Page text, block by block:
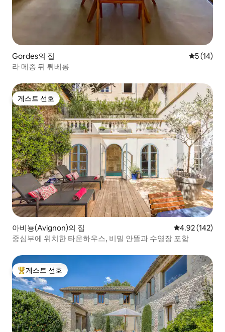
Gordes의 집 평점 5점
5 (14)
라 메종 뒤 뤼베롱
게스트 선호
게스트 선호
아비뇽(Avignon)의 집 평점 4.92점(5
4.92 (142)
중심부에 위치한 타운하우스, 비밀 안뜰과 수영장 포함
상위 게스트 선호
게스트 선호